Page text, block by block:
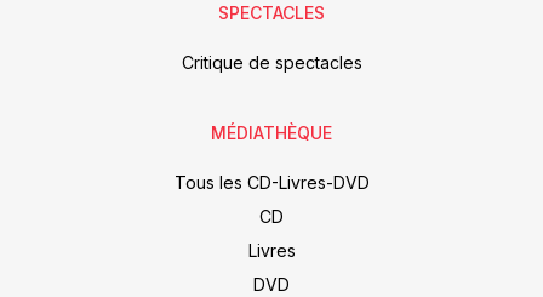
SPECTACLES
Critique de spectacles
MÉDIATHÈQUE
Tous les CD-Livres-DVD
CD
Livres
DVD